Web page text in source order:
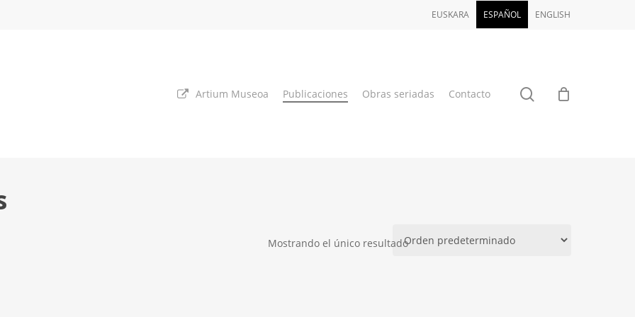
EUSKARA ESPAÑOL ENGLISH
Artium Museoa Publicaciones Obras seriadas Contacto buscar
Mostrando el único resultado